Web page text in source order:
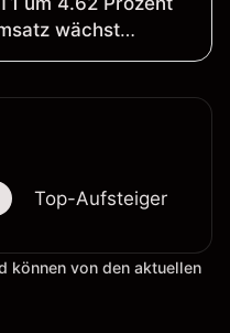
wächst
1'050.2 Millionen
Top-Aufsteiger
können von den aktuellen